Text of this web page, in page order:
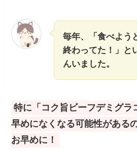
毎年、「食べよう
終わってた！」と
んいました。
特に「コク旨ビーフデミグラ
早めになくなる可能性がある
お早めに！